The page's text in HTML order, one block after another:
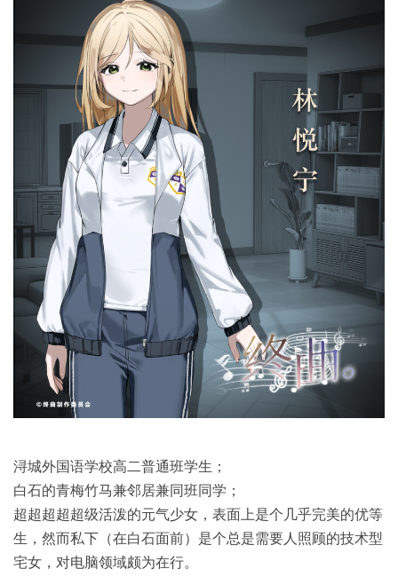
浔城外国语学校高二普通班学生；
白石的青梅竹马兼邻居兼同班同学；
超超超超超级活泼的元气少女，表面上是个几乎完美的优等
生，然而私下（在白石面前）是个总是需要人照顾的技术型
宅女，对电脑领域颇为在行。